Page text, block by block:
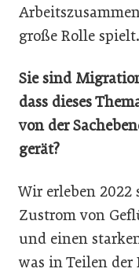
große Rolle spielt.
Sie sind
dass dieses
von der
gerät?
Wir erleben
Zustrom von
und einen
was in Teilen der